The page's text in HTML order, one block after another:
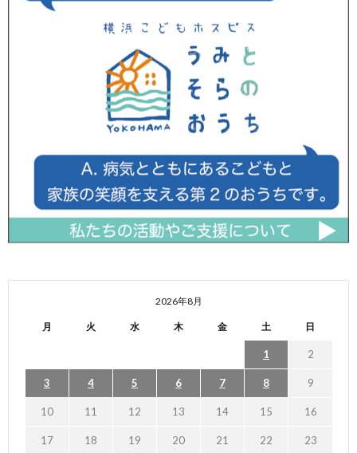
2026年8月
月 火 水 木 金 土 日
1 2
3 4 5 6 7 8 9
10 11 12 13 14 15 16
17 18 19 20 21 22 23